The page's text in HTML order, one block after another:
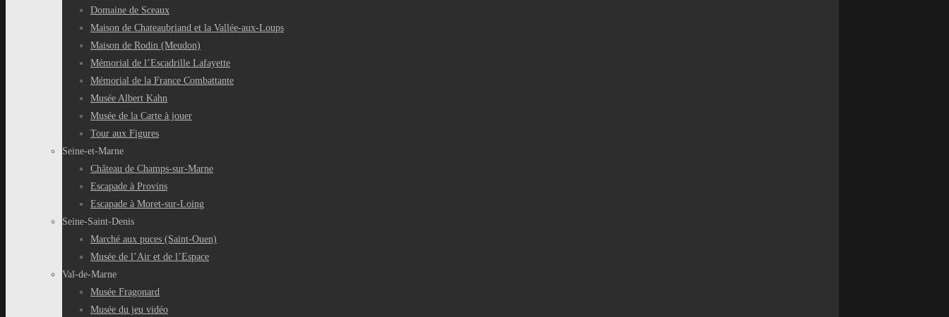
Domaine de Sceaux
Maison de Chateaubriand et la Vallée-aux-Loups
Maison de Rodin (Meudon)
Mémorial de l’Escadrille Lafayette
Mémorial de la France Combattante
Musée Albert Kahn
Musée de la Carte à jouer
Tour aux Figures
Seine-et-Marne
Château de Champs-sur-Marne
Escapade à Provins
Escapade à Moret-sur-Loing
Seine-Saint-Denis
Marché aux puces (Saint-Ouen)
Musée de l’Air et de l’Espace
Val-de-Marne
Musée Fragonard
Musée du jeu vidéo